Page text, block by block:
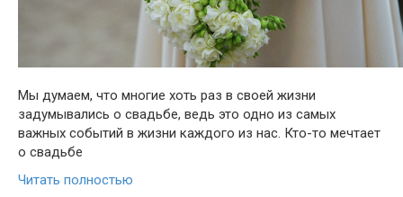
Мы думаем, что многие хоть раз в своей жизни
задумывались о свадьбе, ведь это одно из самых
важных событий в жизни каждого из нас. Кто-то мечтает
о свадьбе
Читать полностью